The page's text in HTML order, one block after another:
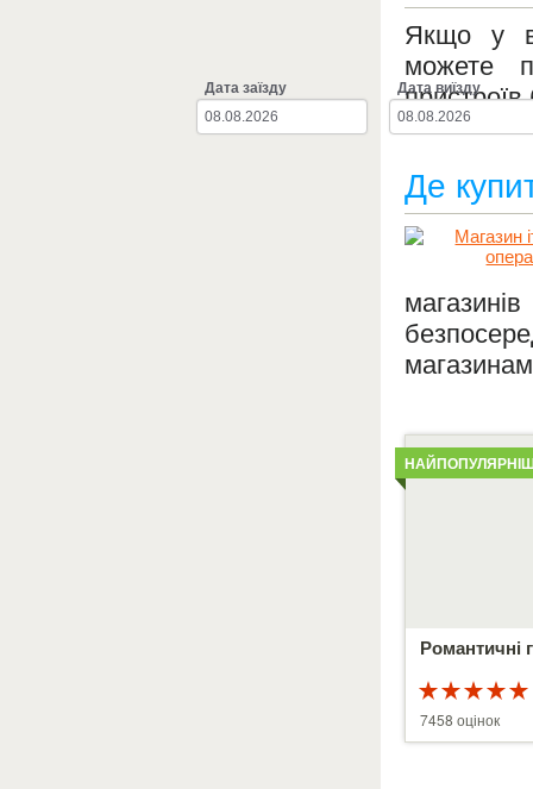
Дата заїзду Дата виїзду
Якщо у
можете
Де
Романтичні
7458 оцінок
Детальніше